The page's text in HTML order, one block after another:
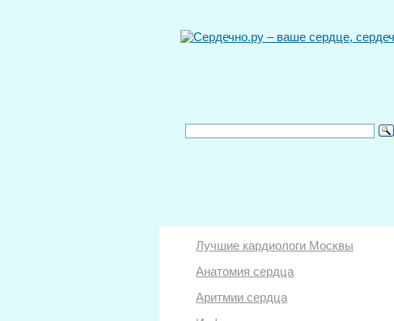
Лучшие кардиологи Москвы
Анатомия сердца
Аритмии сердца